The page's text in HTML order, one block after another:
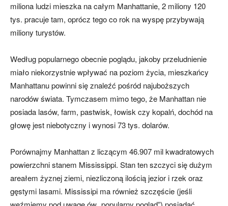
miliona ludzi mieszka na całym Manhattanie, 2 miliony 120
tys. pracuje tam, oprócz tego co rok na wyspę przybywają
miliony turystów.
Według popularnego obecnie poglądu, jakoby przeludnienie
miało niekorzystnie wpływać na poziom życia, mieszkańcy
Manhattanu powinni się znaleźć pośród najuboższych
narodów świata. Tymczasem mimo tego, że Manhattan nie
posiada lasów, farm, pastwisk, łowisk czy kopalń, dochód na
głowę jest niebotyczny i wynosi 73 tys. dolarów.
Porównajmy Manhattan z liczącym 46.907 mil kwadratowych
powierzchni stanem Mississippi. Stan ten szczyci się dużym
areałem żyznej ziemi, niezliczoną ilością jezior i rzek oraz
gęstymi lasami. Mississipi ma również szczęście (jeśli